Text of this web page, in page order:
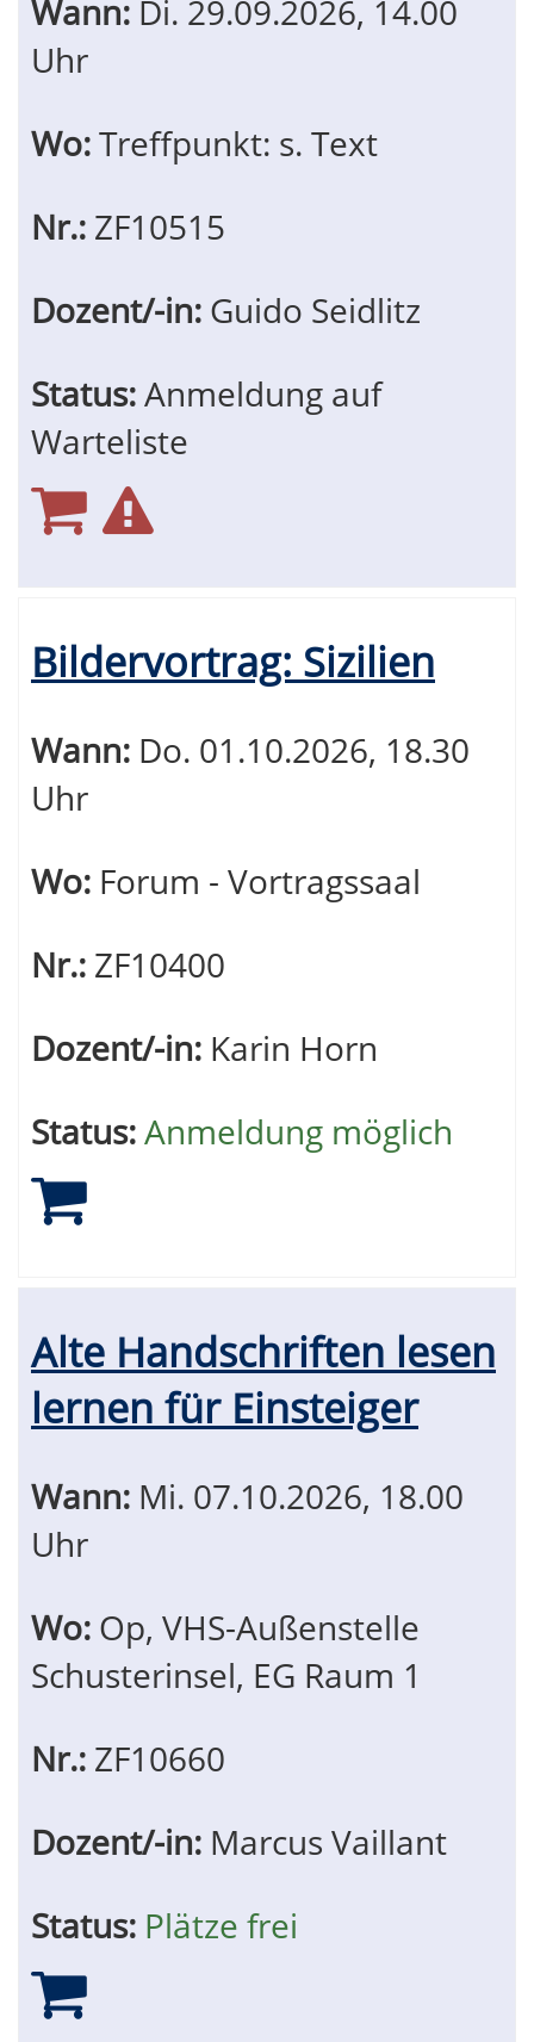
Wann: Di. 29.09.2026, 14.00
Uhr
Wo:Treffpunkt: s. Text
Nr.: ZF10515
Dozent/-in: Guido Seidlitz
Status:Anmeldung auf
Warteliste
Bildervortrag: Sizilien
Wann: Do. 01.10.2026, 18.30
Uhr
Wo: Forum - Vortragssaal
Nr.: ZF10400
Dozent/-in: Karin Horn
Status:Anmeldung möglich
Alte Handschriften lesen
lernen für Einsteiger
Wann: Mi. 07.10.2026, 18.00
Uhr
Wo: Op, VHS-Außenstelle
Schusterinsel, EG Raum 1
Nr.: ZF10660
Dozent/-in: Marcus Vaillant
Status: Plätze frei